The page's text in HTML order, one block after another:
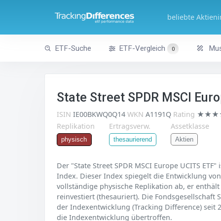
beliebte
ETF-Suche ETF-Vergleich 0
State Street SPDR MSCI
ISIN IE00BKWQ0Q14 WKN A1191Q Rating
Replikation
physisch
Ertragsverw.
thesaurierend
Assetklasse
Aktien
Der "State Street SPDR MSCI Europe UCITS
Index. Dieser Index spiegelt die Entwicklung
vollständige physische Replikation ab, er
reinvestiert (thesauriert). Die Fondsgesellschaft
der Indexentwicklung (Tracking Difference) seit
die Indexentwicklung übertroffen.